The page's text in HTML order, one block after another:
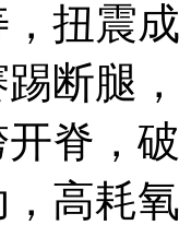
震成
腿，
，破
耗氧